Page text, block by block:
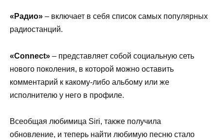
«Радио» – включает в себя список самых популярных
радиостанций.
«Connect» – представляет собой социальную сеть
нового поколения, в которой можно оставить
комментарий к какому-либо альбому или же
исполнителю у него в профиле.
Всеобщая любимица Siri, также получила
обновление, и теперь найти любимую песню стало